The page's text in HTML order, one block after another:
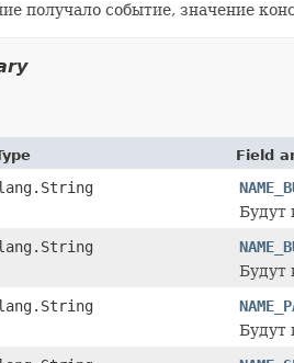
получало событие, значение
Field
Будут
Будут
Будут